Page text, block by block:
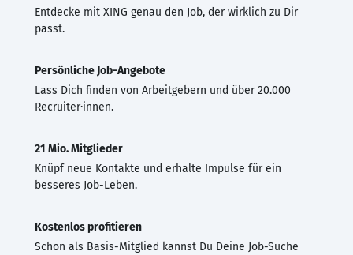
Entdecke mit XING genau den Job, der wirklich zu Dir
passt.
Persönliche Job-Angebote
Lass Dich finden von Arbeitgebern und über 20.000
Recruiter·innen.
21 Mio. Mitglieder
Knüpf neue Kontakte und erhalte Impulse für ein
besseres Job-Leben.
Kostenlos profitieren
Schon als Basis-Mitglied kannst Du Deine Job-Suche